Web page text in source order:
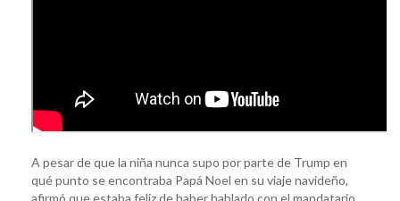
A pesar de que la niña nunca supo por parte de Trump en
qué punto se encontraba Papá Noel en su viaje navideño,
afirmó que estaba feliz de haber hablado con el mandatario.